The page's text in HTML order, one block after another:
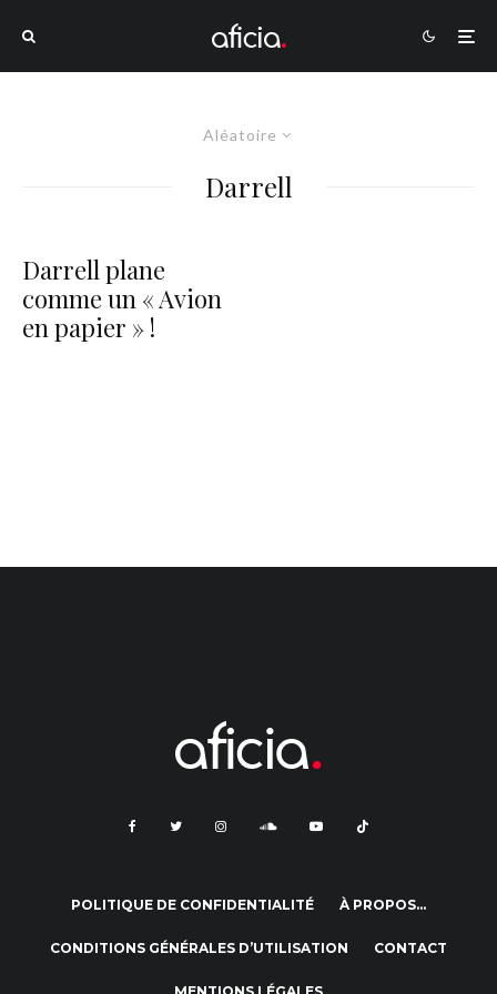
Aléatoire
Darrell
Darrell plane
comme un « Avion
en papier » !
POLITIQUE DE CONFIDENTIALITÉ À PROPOS…
CONDITIONS GÉNÉRALES D’UTILISATION CONTACT